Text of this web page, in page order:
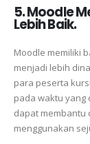
5. Moodle
Lebih Baik.
Moodle memiliki
menjadi lebih
para peserta
pada waktu yang
dapat membantu
menggunakan